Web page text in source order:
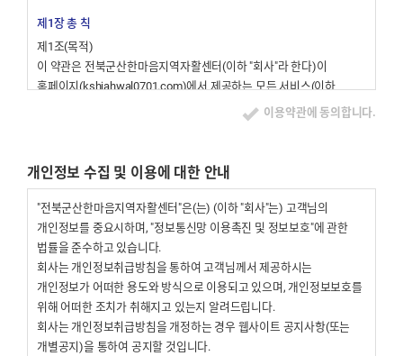
제1장 총 칙
제1조(목적)
이 약관은 전북군산한마음지역자활센터(이하 "회사"라 한다)이
홈페이지(kshjahwal0701.com)에서 제공하는 모든 서비스(이하
"서비스"라 한다)의 이용조건 및 절차에 관한 사항을 규정함을 목적으로
이 약관에서 사용하는 용어의 정의는 다음 각 호와 같습니다.
1. 이용자 : 본 약관에 따라 회사가 제공하는 서비스를 받는 자
2. 이용계약 : 서비스 이용과 관련하여 회사와 이용자간에 체결하는
계약
3. 가입 : 회사가 제공하는 신청서 양식에 해당 정보를 기입하고, 본
약관에 동의하여 서비스 이용계약을 완료시키는행위
4. 회원 : 당 사이트에 회원가입에 필요한 개인정보를 제공하여 회원
등록을 한 자
5. 이용자번호(ID) : 회원 식별과 회원의 서비스 이용을 위하여 이용자가
선정하고 회사가 승인하는 영문자와 숫자의 조합
이용약관에 동의합니다.
개인정보 수집 및 이용에 대한 안내
"전북군산한마음지역자활센터"은(는) (이하 "회사"는) 고객님의
개인정보를 중요시하며, "정보통신망 이용촉진 및 정보보호"에 관한
법률을 준수하고 있습니다.
회사는 개인정보취급방침을 통하여 고객님께서 제공하시는
개인정보가 어떠한 용도와 방식으로 이용되고 있으며, 개인정보보호를
위해 어떠한 조치가 취해지고 있는지 알려드립니다.
회사는 개인정보취급방침을 개정하는 경우 웹사이트 공지사항(또는
개별공지)을 통하여 공지할 것입니다.